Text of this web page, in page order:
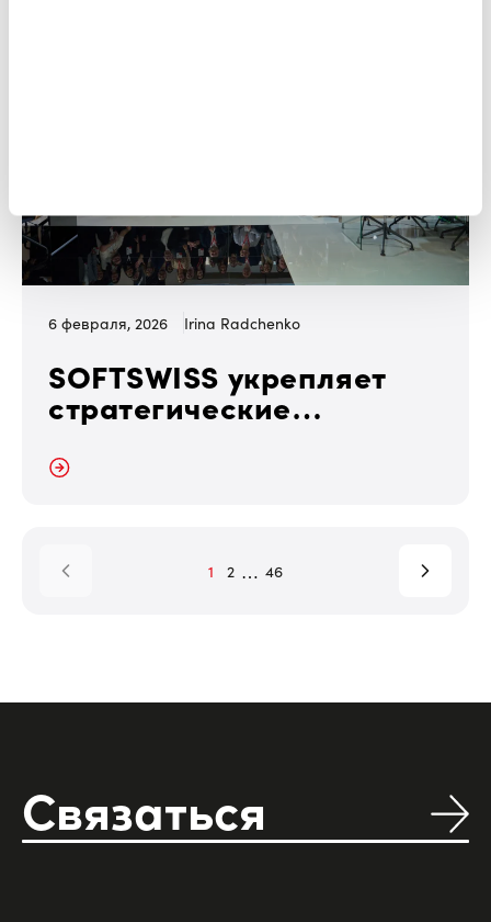
6 февраля, 2026 Irina Radchenko
SOFTSWISS укрепляет
стратегические
партнерства на ICE
Barcelona 2026
1 2 … 46
Связаться